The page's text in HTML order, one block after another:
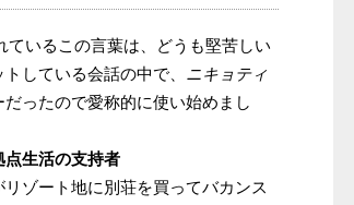
ているこの言葉は、どうも堅苦しい
している会話の中で、 ニキョティ
ったので愛称的に使い始めまし
点生活の支持者
ゾート地に別荘を買ってバカンス